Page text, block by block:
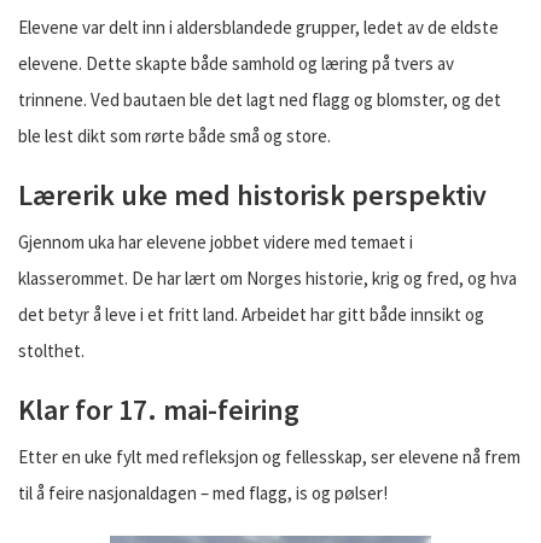
Elevene var delt inn i aldersblandede grupper, ledet av de eldste
elevene. Dette skapte både samhold og læring på tvers av
trinnene. Ved bautaen ble det lagt ned flagg og blomster, og det
ble lest dikt som rørte både små og store.
Lærerik uke med historisk perspektiv
Gjennom uka har elevene jobbet videre med temaet i
klasserommet. De har lært om Norges historie, krig og fred, og hva
det betyr å leve i et fritt land. Arbeidet har gitt både innsikt og
stolthet.
Klar for 17. mai-feiring
Etter en uke fylt med refleksjon og fellesskap, ser elevene nå frem
til å feire nasjonaldagen – med flagg, is og pølser!